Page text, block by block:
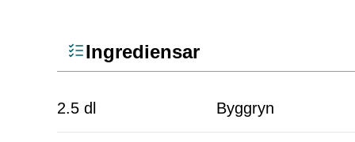
Ingrediensar
2.5 dl Byggryn